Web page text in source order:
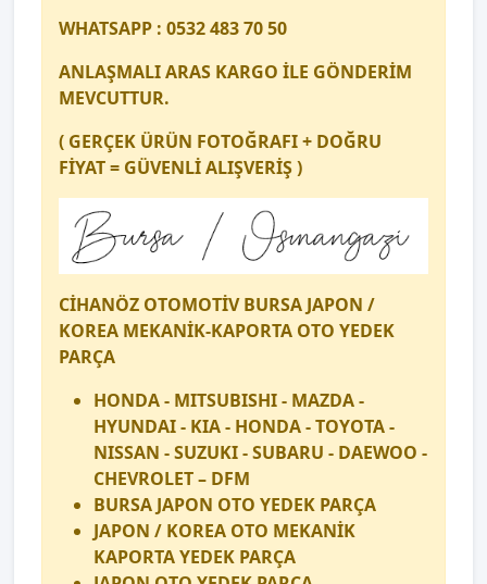
WHATSAPP : 0532 483 70 50
ANLAŞMALI ARAS KARGO İLE GÖNDERİM
MEVCUTTUR.
( GERÇEK ÜRÜN FOTOĞRAFI + DOĞRU
FİYAT = GÜVENLİ ALIŞVERİŞ )
CİHANÖZ OTOMOTİV BURSA JAPON /
KOREA MEKANİK-KAPORTA OTO YEDEK
PARÇA
HONDA - MITSUBISHI - MAZDA -
HYUNDAI - KIA - HONDA - TOYOTA -
NISSAN - SUZUKI - SUBARU - DAEWOO -
CHEVROLET – DFM
BURSA JAPON OTO YEDEK PARÇA
JAPON / KOREA OTO MEKANİK
KAPORTA YEDEK PARÇA